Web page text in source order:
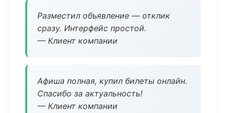
Разместил объявление — отклик
сразу. Интерфейс простой.
— Клиент компании
Афиша полная, купил билеты онлайн.
Спасибо за актуальность!
— Клиент компании